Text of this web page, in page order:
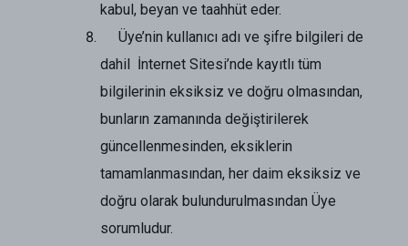
kabul, beyan ve taahhüt eder.
Üye’nin kullanıcı adı ve şifre bilgileri de
dahil İnternet Sitesi’nde kayıtlı tüm
bilgilerinin eksiksiz ve doğru olmasından,
bunların zamanında değiştirilerek
güncellenmesinden, eksiklerin
tamamlanmasından, her daim eksiksiz ve
doğru olarak bulundurulmasından Üye
sorumludur.